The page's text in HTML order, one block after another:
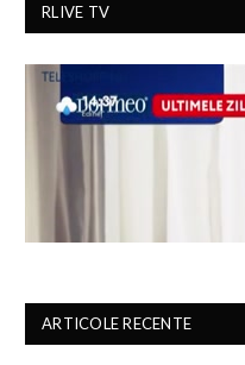
RLIVE TV
ARTICOLE RECENTE